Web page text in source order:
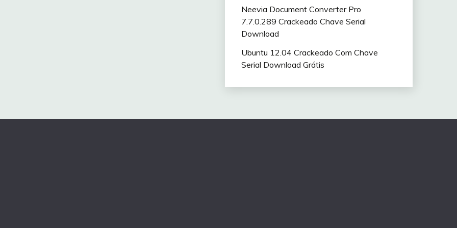
Neevia Document Converter Pro
7.7.0.289 Crackeado Chave Serial
Download
Ubuntu 12.04 Crackeado Com Chave
Serial Download Grátis